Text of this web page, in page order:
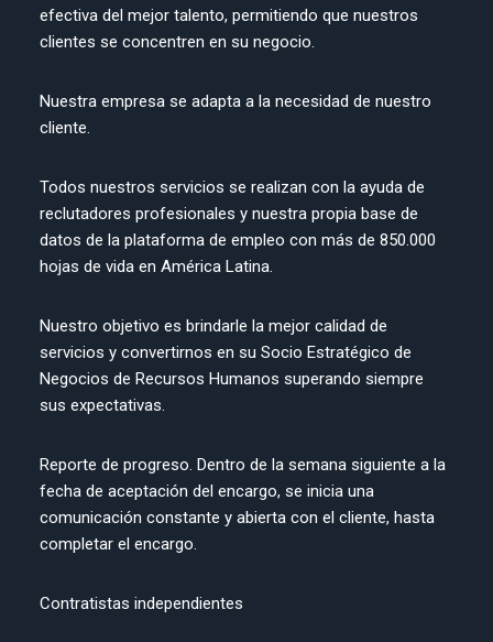
efectiva del mejor talento, permitiendo que nuestros
clientes se concentren en su negocio.
Nuestra empresa se adapta a la necesidad de nuestro
cliente.
Todos nuestros servicios se realizan con la ayuda de
reclutadores profesionales y nuestra propia base de
datos de la plataforma de empleo con más de 850.000
hojas de vida en América Latina.
Nuestro objetivo es brindarle la mejor calidad de
servicios y convertirnos en su Socio Estratégico de
Negocios de Recursos Humanos superando siempre
sus expectativas.
Reporte de progreso. Dentro de la semana siguiente a la
fecha de aceptación del encargo, se inicia una
comunicación constante y abierta con el cliente, hasta
completar el encargo.
Contratistas independientes